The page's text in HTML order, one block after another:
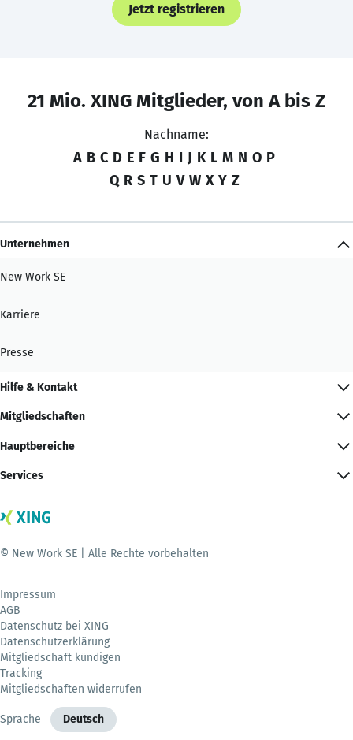
Jetzt registrieren
21 Mio. XING Mitglieder, von A bis Z
Nachname:
A B C D E F G H I J K L M N O P
Q R S T U V W X Y Z
Unternehmen
New Work SE
Karriere
Presse
Hilfe & Kontakt
Mitgliedschaften
Hauptbereiche
Services
© New Work SE | Alle Rechte vorbehalten
Impressum
AGB
Datenschutz bei XING
Datenschutzerklärung
Mitgliedschaft kündigen
Tracking
Mitgliedschaften widerrufen
Sprache Deutsch